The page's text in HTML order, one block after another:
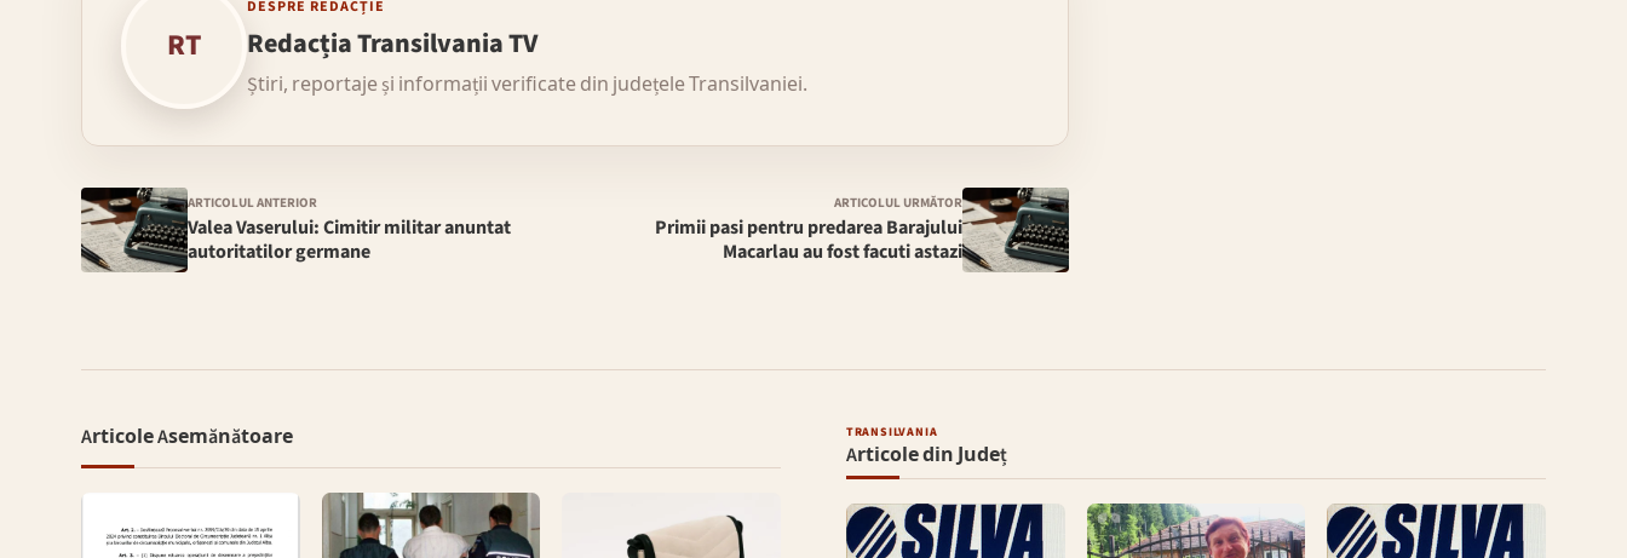
RT
DESPRE REDACȚIE
Redacția Transilvania TV
Știri, reportaje și informații verificate din județele Transilvaniei.
ARTICOLUL ANTERIOR
Valea Vaserului: Cimitir militar anuntat
autoritatilor germane
ARTICOLUL URMĂTOR
Primii pasi pentru predarea Barajului
Macarlau au fost facuti astazi
Articole Asemănătoare TRANSILVANIA
Articole din Județ